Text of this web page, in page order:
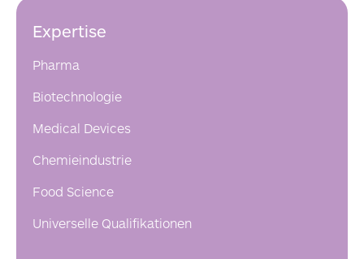
Expertise
Pharma
Biotechnologie
Medical Devices
Chemieindustrie
Food Science
Universelle Qualifikationen